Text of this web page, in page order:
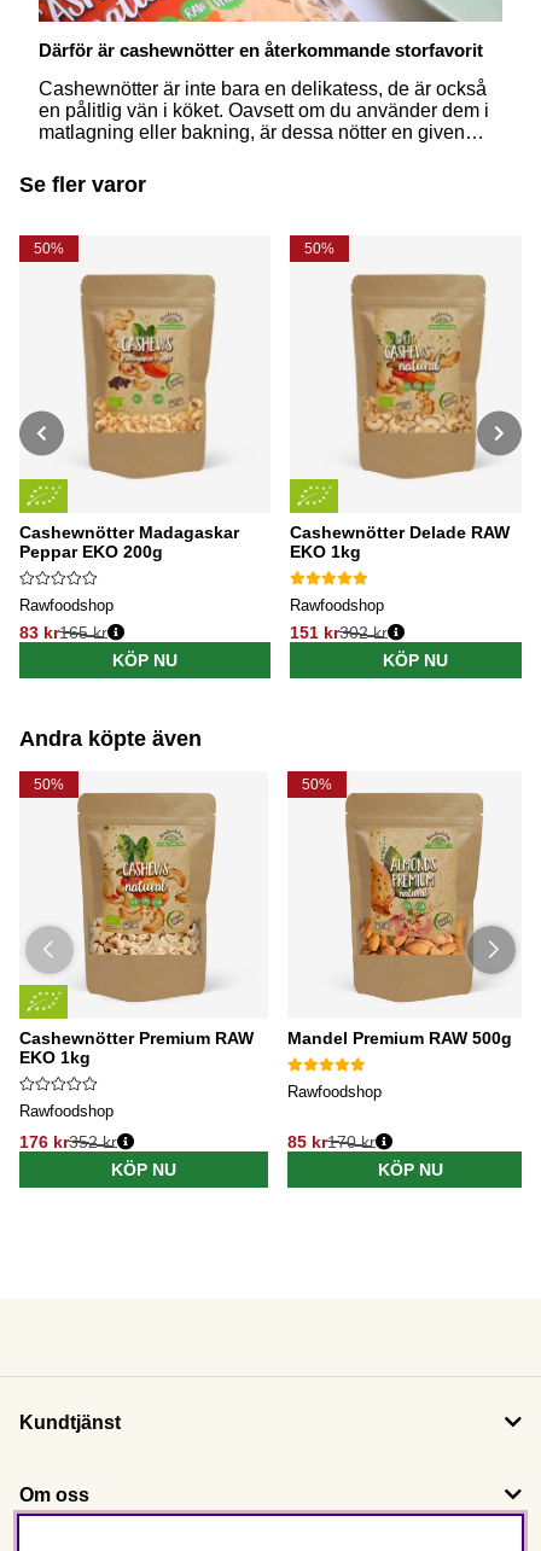
Därför är cashewnötter en återkommande storfavorit
Cashewnötter är inte bara en delikatess, de är också
en pålitlig vän i köket. Oavsett om du använder dem i
matlagning eller bakning, är dessa nötter en given
plats i varje kök och hur du kan ta tillvara på råvaran!
Se fler varor
50%
Cashewnötter Madagaskar
Peppar EKO 200g
Rawfoodshop
83 kr
Ordinarie pris:
165 kr
KÖP NU
50%
Cashewnötter Delade RAW
EKO 1kg
Rawfoodshop
151 kr
Ordinarie pris:
302 kr
KÖP NU
Andra köpte även
50%
Cashewnötter Premium RAW
EKO 1kg
Rawfoodshop
176 kr352 kr
KÖP NU
50%
Mandel Premium RAW 500g
Rawfoodshop
85 kr170 kr
KÖP NU
Kundtjänst
Om oss